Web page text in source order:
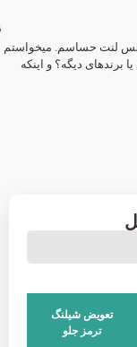
لنت حساسم. میخواستم
برندهای دیگه؟ و اینکه
تعویض شیلنگ
ترمز جلو